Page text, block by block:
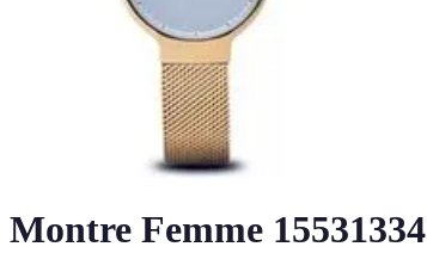
Montre Femme 15531334